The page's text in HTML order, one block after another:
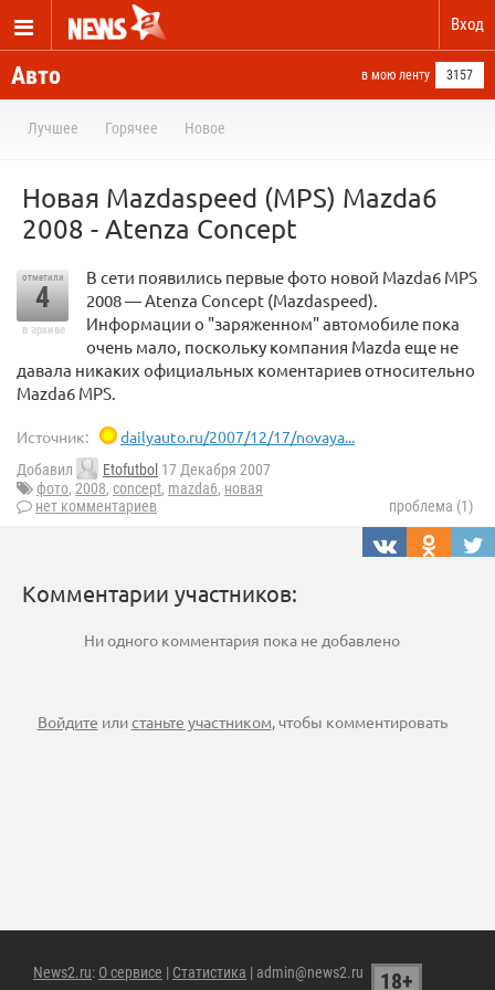
Вход
Авто в мою ленту 3157
Лучшее Горячее Новое
Новая Mazdaspeed (MPS) Mazda6
2008 - Atenza Concept
отметили
4
в архиве
В сети появились первые фото новой Mazda6 MPS
2008 — Atenza Concept (Mazdaspeed).
Информации о "заряженном" автомобиле пока
очень мало, поскольку компания Mazda еще не
давала никаких официальных коментариев относительно
Mazda6 MPS.
Источник: dailyauto.ru/2007/12/17/novaya...
Добавил Etofutbol 17 Декабря 2007
фото, 2008, concept, mazda6, новая
нет комментариев
проблема (1)
Комментарии участников:
Ни одного комментария пока не добавлено
Войдите илистаньте участником, чтобы комментировать
News2.ru: О сервисе | Статистика | admin@news2.ru 18+